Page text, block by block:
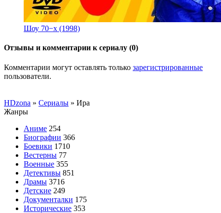
Шоу 70−х (1998)
Отзывы и комментарии к сериалу (0)
Комментарии могут оставлять только зарегистрированные
пользователи.
HDzona » Сериалы » Ира
Жанры
Аниме 254
Биографии 366
Боевики 1710
Вестерны 77
Военные 355
Детективы 851
Драмы 3716
Детские 249
Документалки 175
Исторические 353